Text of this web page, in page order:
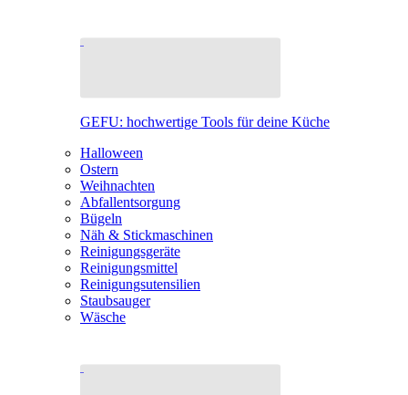
GEFU: hochwertige Tools für deine Küche
Halloween
Ostern
Weihnachten
Abfallentsorgung
Bügeln
Näh & Stickmaschinen
Reinigungsgeräte
Reinigungsmittel
Reinigungsutensilien
Staubsauger
Wäsche